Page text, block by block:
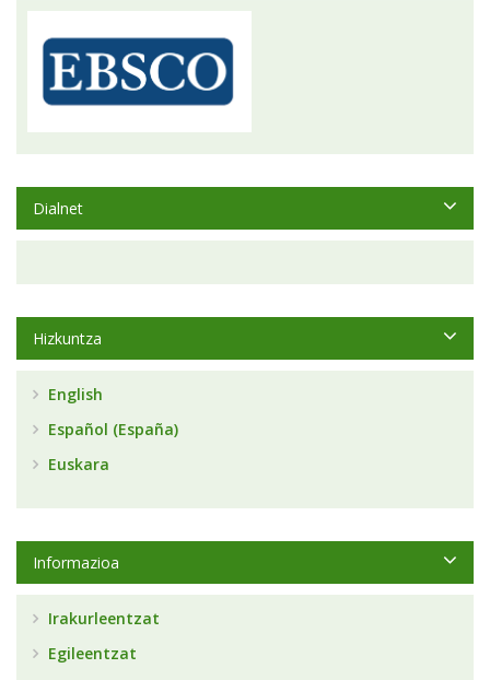
Dialnet
Hizkuntza
English
Español (España)
Euskara
Informazioa
Irakurleentzat
Egileentzat